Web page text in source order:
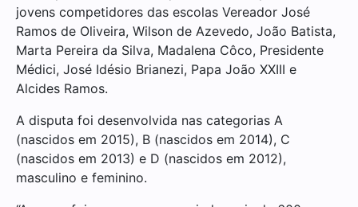
jovens competidores das escolas Vereador José
Ramos de Oliveira, Wilson de Azevedo, João Batista,
Marta Pereira da Silva, Madalena Côco, Presidente
Médici, José Idésio Brianezi, Papa João XXIII e
Alcides Ramos.
A disputa foi desenvolvida nas categorias A
(nascidos em 2015), B (nascidos em 2014), C
(nascidos em 2013) e D (nascidos em 2012),
masculino e feminino.